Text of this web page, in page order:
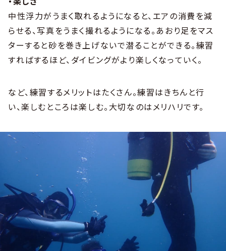
中性浮力がうまく取れるようになると、エアの消費を減
らせる、写真をうまく撮れるようになる。あおり足をマス
ターすると砂を巻き上げないで潜ることができる。練習
すればするほど、ダイビングがより楽しくなっていく。
など、練習するメリットはたくさん。練習はきちんと行
い、楽しむところは楽しむ。大切なのはメリハリです。